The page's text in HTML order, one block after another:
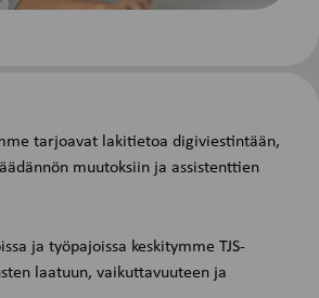
tarjoavat lakitietoa digiviestintään,
muutoksiin ja assistenttien
ja työpajoissa keskitymme TJS-
laatuun, vaikuttavuuteen ja